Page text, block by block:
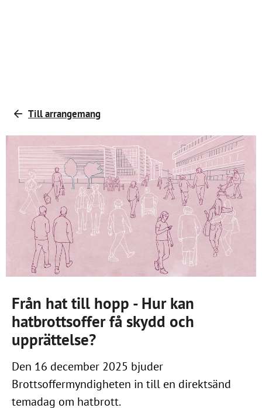
Till arrangemang
Från hat till hopp - Hur kan
hatbrottsoffer få skydd och
upprättelse?
Den 16 december 2025 bjuder
Brottsoffermyndigheten in till en direktsänd
temadag om hatbrott.